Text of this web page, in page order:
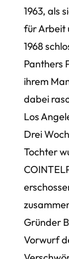
1963, als
für Arbeit
1968
Panthers
ihrem
dabei
Los
Drei
Tochter
Gründer
Vorwurf